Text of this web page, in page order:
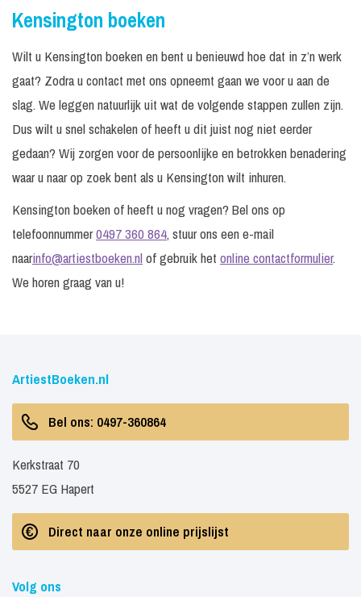
Kensington boeken
Wilt u Kensington boeken en bent u benieuwd hoe dat in z’n werk
gaat? Zodra u contact met ons opneemt gaan we voor u aan de
slag. We leggen natuurlijk uit wat de volgende stappen zullen zijn.
Dus wilt u snel schakelen of heeft u dit juist nog niet eerder
gedaan? Wij zorgen voor de persoonlijke en betrokken benadering
waar u naar op zoek bent als u Kensington wilt inhuren.
Kensington boeken of heeft u nog vragen? Bel ons op
telefoonnummer0497 360 864, stuur ons een e-mail
naarinfo@artiestboeken.nlof gebruik het online contactformulier.
We horen graag van u!
ArtiestBoeken.nl
Bel ons: 0497-360864
Kerkstraat 70
5527 EG Hapert
Direct naar onze online prijslijst
Volg ons